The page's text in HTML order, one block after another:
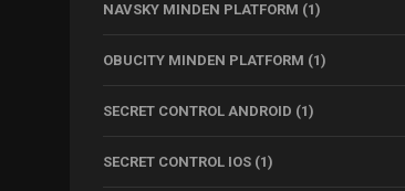
NAVSKY MINDEN PLATFORM (1)
OBUCITY MINDEN PLATFORM (1)
SECRET CONTROL ANDROID (1)
SECRET CONTROL IOS (1)